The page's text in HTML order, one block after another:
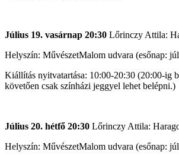
Július 19. vasárnap 20:30 Lőrinczy Attila:
Helyszín: MűvészetMalom udvara (esőnap:
Kiállítás nyitvatartása: 10:00-20:30 (20:00-ig
követően csak színházi jeggyel lehet belépni.)
Július 20. hétfő 20:30 Lőrinczy Attila:
Helyszín: MűvészetMalom udvara (esőnap: